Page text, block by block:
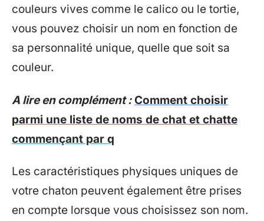
couleurs vives comme le calico ou le tortie,
vous pouvez choisir un nom en fonction de
sa personnalité unique, quelle que soit sa
couleur.
A lire en complément : Comment choisir
parmi une liste de noms de chat et chatte
commençant par q
Les caractéristiques physiques uniques de
votre chaton peuvent également être prises
en compte lorsque vous choisissez son nom.